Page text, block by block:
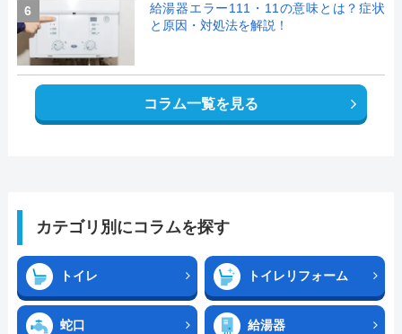
6
給湯器エラー111・11の意味とは？症状
と原因・対処法を解説！
コラム一覧を見る
カテゴリ別にコラムを探す
トイレ トイレリフォーム
蛇口 給湯器